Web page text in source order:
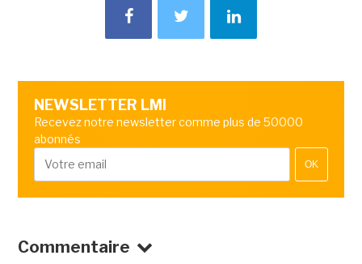
NEWSLETTER LMI
Recevez notre newsletter comme plus de 50000
abonnés
OK
Commentaire